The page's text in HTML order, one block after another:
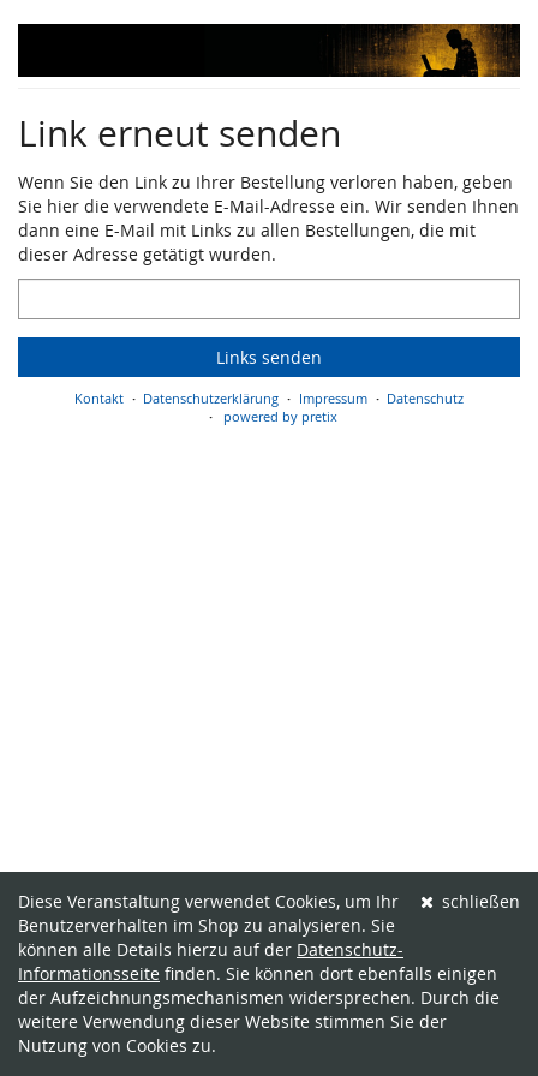
Zum
Link erneut senden
Wenn Sie den Link zu Ihrer Bestellung verloren haben, geben
Sie hier die verwendete E-Mail-Adresse ein. Wir senden Ihnen
dann eine E-Mail mit Links zu allen Bestellungen, die mit
dieser Adresse getätigt wurden.
Mail
Links senden
Kontakt Datenschutzerklärung Impressum
Datenschutz
powered by pretix
schließen
Diese Veranstaltung verwendet Cookies, um Ihr
Benutzerverhalten im Shop zu analysieren. Sie
können alle Details hierzu auf der Datenschutz-
Informationsseite finden. Sie können dort ebenfalls einigen
der Aufzeichnungsmechanismen widersprechen. Durch die
weitere Verwendung dieser Website stimmen Sie der
Nutzung von Cookies zu.